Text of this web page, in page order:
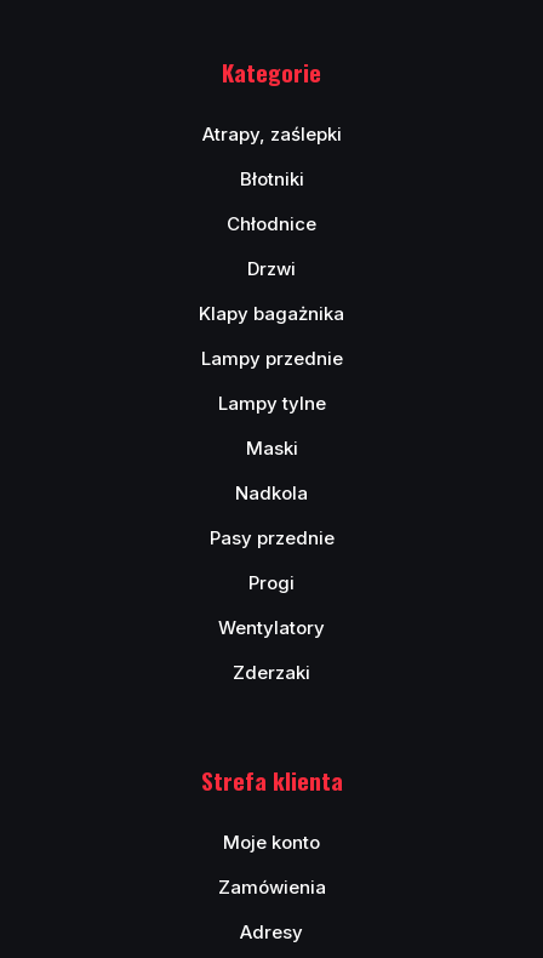
Kategorie
Atrapy, zaślepki
Błotniki
Chłodnice
Drzwi
Klapy bagażnika
Lampy przednie
Lampy tylne
Maski
Nadkola
Pasy przednie
Progi
Wentylatory
Zderzaki
Strefa klienta
Moje konto
Zamówienia
Adresy